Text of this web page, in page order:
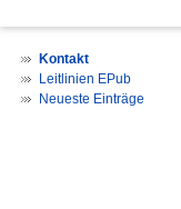
Kontakt
Leitlinien EPub
Neueste Einträge